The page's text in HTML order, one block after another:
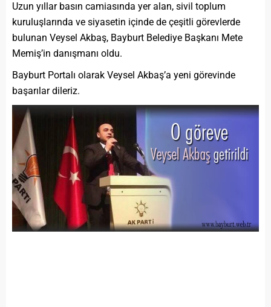
Uzun yıllar basın camiasında yer alan, sivil toplum
kuruluşlarında ve siyasetin içinde de çeşitli görevlerde
bulunan Veysel Akbaş, Bayburt Belediye Başkanı Mete
Memiş’in danışmanı oldu.
Bayburt Portalı olarak Veysel Akbaş’a yeni görevinde
başarılar dileriz.